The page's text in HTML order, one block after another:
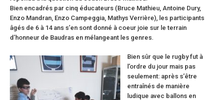
Bien encadrés par cinq éducateurs (Bruce Mathieu, Antoine Dury,
Enzo Mandran, Enzo Campeggia, Mathys Verrière), les participants
âgés de 6 à 14 ans s’en sont donné à coeur joie sur le terrain
d’honneur de Baudras en mélangeant les genres.
Bien sûr que le rugby fut à
l’ordre du jour mais pas
seulement: après s’être
entraînés de manière
ludique avec ballons en